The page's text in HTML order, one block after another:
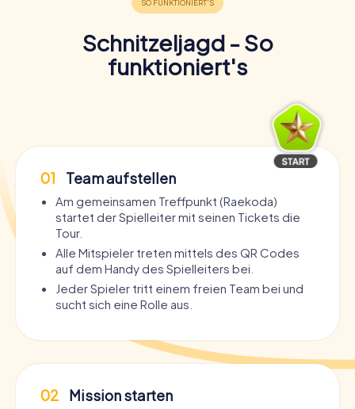
Schnitzeljagd - So
funktioniert's
01 Team aufstellen
Am gemeinsamen Treffpunkt (Raekoda)
startet der Spielleiter mit seinen Tickets die
Tour.
Alle Mitspieler treten mittels des QR Codes
auf dem Handy des Spielleiters bei.
Jeder Spieler tritt einem freien Team bei und
sucht sich eine Rolle aus.
02 Mission starten